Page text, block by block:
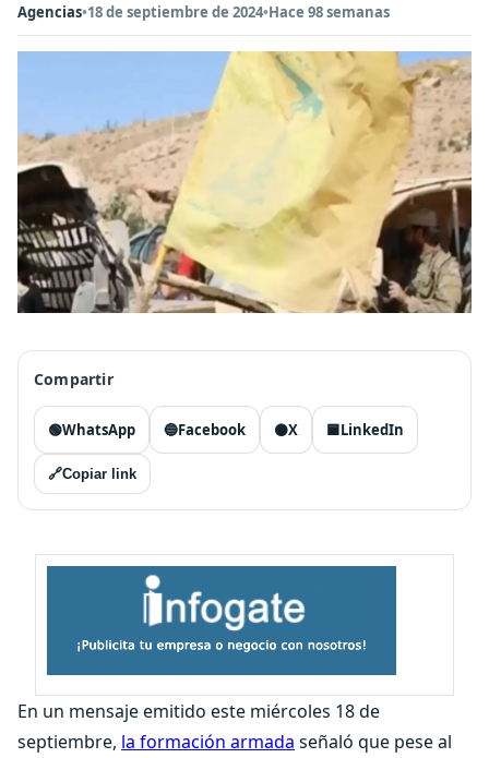
Agencias•18 de septiembre de 2024•Hace 98 semanas
Compartir
🟢WhatsApp 🔵Facebook ⚫X 🟦LinkedIn
🔗Copiar link
En un mensaje emitido este miércoles 18 de
septiembre, la formación armada señaló que pese al